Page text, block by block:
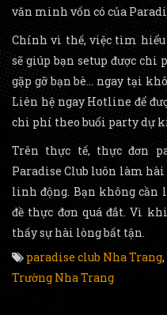
văn minh vốn có của
Chính vì thế, việc tìm hiểu
sẽ giúp bạn setup được
gặp gỡ bạn bè… ngay tại
Liên hệ ngay Hotline để
chi phí theo buổi party dự
Trên thực tế, thực đơn
Paradise Club luôn làm
linh động. Bạn không cần
đề thực đơn quá đắt. Vì
thấy sự hài lòng bất tận.
paradise club Nha Trang,
Trường Nha Trang